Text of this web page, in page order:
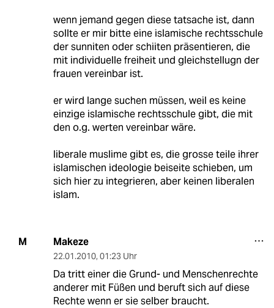
wenn jemand gegen diese tatsache ist, dann
sollte er mir bitte eine islamische rechtsschule
der sunniten oder schiiten präsentieren, die
mit individuelle freiheit und gleichstellugn der
frauen vereinbar ist.
er wird lange suchen müssen, weil es keine
einzige islamische rechtsschule gibt, die mit
den o.g. werten vereinbar wäre.
liberale muslime gibt es, die grosse teile ihrer
islamischen ideologie beiseite schieben, um
sich hier zu integrieren, aber keinen liberalen
islam.
M Makeze
22.01.2010, 01:23 Uhr
Da tritt einer die Grund- und Menschenrechte
anderer mit Füßen und beruft sich auf diese
Rechte wenn er sie selber braucht.